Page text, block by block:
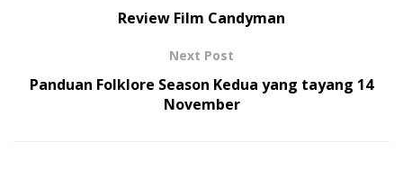
Review Film Candyman
Next Post
Panduan Folklore Season Kedua yang tayang 14
November